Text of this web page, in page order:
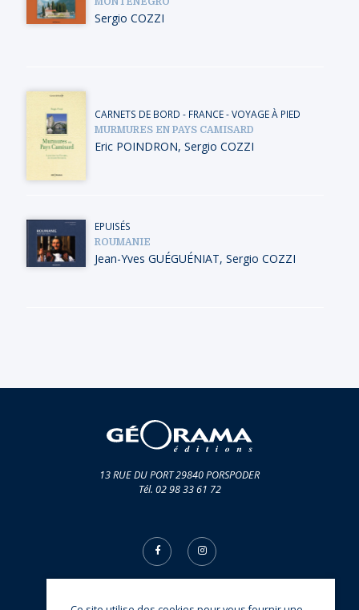
Sergio COZZI
CARNETS DE BORD - FRANCE-VOYAGE À PIED
MURMURES EN PAYS CAMISARD
Eric POINDRON,Sergio COZZI
EPUISÉS
ROUMANIE
Jean-Yves GUÉGUÉNIAT,Sergio COZZI
13 RUE DU PORT 29840 PORSPODER
Tél. 02 98 33 61 72